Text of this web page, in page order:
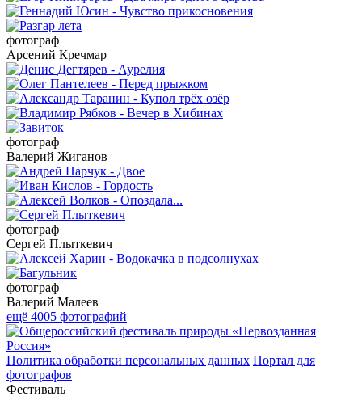
фотограф
Арсений Кречмар
фотограф
Валерий Жиганов
фотограф
Сергей Плыткевич
фотограф
Валерий Малеев
ещё 4005 фотографий
Политика обработки персональных данных Портал для
фотографов
Фестиваль